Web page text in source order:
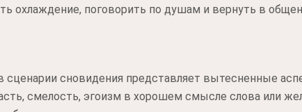
охлаждение, поговорить по душам и вернуть в
сценарии сновидения представляет вытесненные
смелость, эгоизм в хорошем смысле слова или